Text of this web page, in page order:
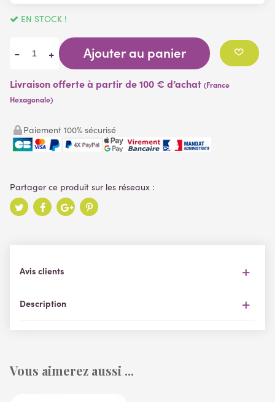
EN STOCK !
- + Ajouter au panier
Livraison offerte à partir de 100 € d’achat (France
Hexagonale)
Paiement 100% sécurisé
Description
Avis clients
Vous aimerez aussi ...